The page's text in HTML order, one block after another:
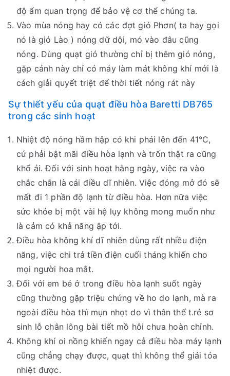
độ ẩm quan trọng để bảo vệ cơ thể chúng ta.
Vào mùa nóng hay có các đợt gió Phơn( ta hay gọi
nó là gió Lào ) nóng dữ dội, mó vào đâu cũng
nóng. Dùng quạt gió thường chỉ bị thêm gió nóng,
gặp cảnh này chỉ có máy làm mát không khí mới là
cách giải quyết triệt để thời tiết nóng rát này
Sự thiết yếu của quạt điều hòa Baretti DB765
trong các sinh hoạt
Nhiệt độ nóng hầm hập có khi phải lên đến 41°C,
cứ phải bật mãi điều hòa lạnh và trốn thật ra cũng
khổ ải. Đối với sinh hoạt hằng ngày, việc ra vào
chắc chắn là cái điều dĩ nhiên. Việc đóng mở đó sẽ
mất đi 1 phần độ lạnh từ điều hòa. Hơn nữa việc
sức khỏe bị một vài hệ lụy không mong muốn như
là cảm có khả năng ập tới.
Điều hòa không khí dĩ nhiên dùng rất nhiều điện
năng, việc chi trả tiền điện cuối tháng khiến cho
mọi người hoa mắt.
Đối với em bé ở trong điều hòa lạnh suốt ngày
cũng thường gặp triệu chứng về ho do lạnh, mà ra
ngoài điều hòa thì mụn nhọt do vì thân thể t.rẻ sơ
sinh lỗ chân lông bài tiết mồ hôi chưa hoàn chỉnh.
Không khí oi nồng khiến ngay cả điều hòa máy lạnh
cũng chẳng chạy được, quạt thì không thể giải tỏa
nhiệt được.